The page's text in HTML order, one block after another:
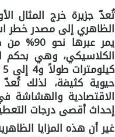
تُعدّ جزيرة خرج المثال
الظاهري إلى مصدر خطر
يمر
حيوية كثيفة، لذلك تُعدّ
الاقتصادية والهشاشة
إحداث أقصى درجات
غير أن هذه المزايا